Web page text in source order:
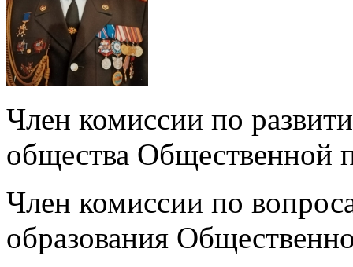
Член комиссии по
общества Общественной
Член комиссии по
образования